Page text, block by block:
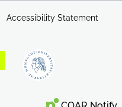
Accessibility Statement